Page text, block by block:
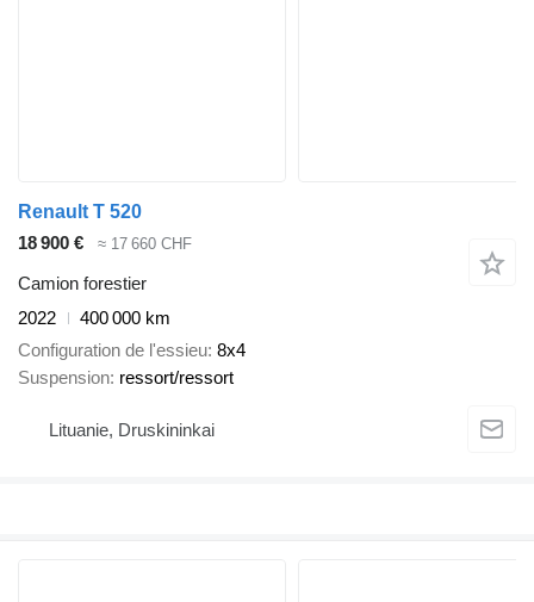
Renault T 520
18 900 €
≈ 17 660 CHF
Camion forestier
2022
400 000 km
Configuration de l'essieu 8x4
Suspension ressort/ressort
Lituanie, Druskininkai